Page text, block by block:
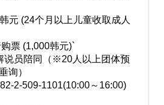
元 (24个月以上儿童收取成人
票 (1,000韩元)`
说员陪同（※20人以上团体预
询）
2-509-1101(10:00～16:00)